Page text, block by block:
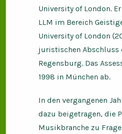
University of London.
LLM im Bereich
University of London
juristischen Abschluss
Regensburg. Das
1998 in München ab.
In den vergangenen
dazu beigetragen, die
Musikbranche zu